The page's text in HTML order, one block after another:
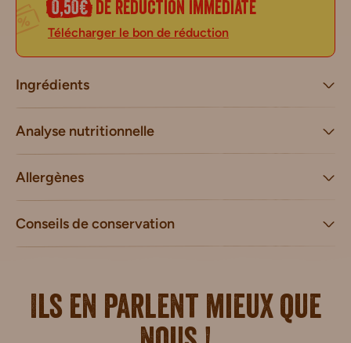
0,50€de réduction immédiate
Télécharger le bon de réduction
Ingrédients
Analyse nutritionnelle
Allergènes
Conseils de conservation
Ils en parlent mieux que